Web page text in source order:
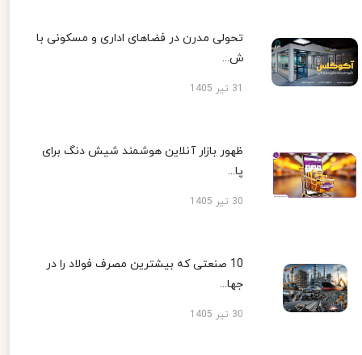
تحولی مدرن در فضاهای اداری و مسکونی با
ش...
ظهور بازار آنلاین هوشمند شیش دنگ برای
پا...
30 تیر 1405
10 صنعتی که بیشترین مصرف فولاد را در
جها...
30 تیر 1405